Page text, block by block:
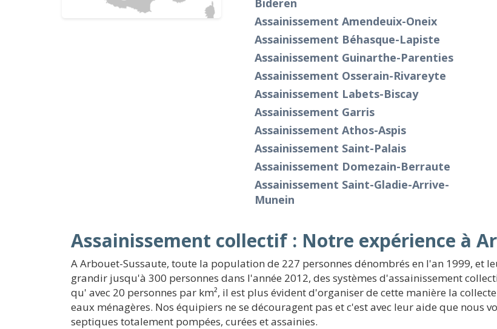
Bideren
Assainissement Amendeuix-Oneix
Assainissement Béhasque-Lapiste
Assainissement Guinarthe-Parenties
Assainissement Osserain-Rivareyte
Assainissement Labets-Biscay
Assainissement Garris
Assainissement Athos-Aspis
Assainissement Saint-Palais
Assainissement Domezain-Berraute
Assainissement Saint-Gladie-Arrive-
Munein
Assainissement collectif : Notre expérience à
A Arbouet-Sussaute, toute la population de 227 personnes dénombrés en l'an 1999, et
grandir jusqu'à 300 personnes dans l'année 2012, des systèmes d'assainissement
qu' avec 20 personnes par km², il est plus évident d'organiser de cette manière la
eaux ménagères. Nos équipiers ne se découragent pas et c'est avec leur aide que nous
septiques totalement pompées, curées et assainies.